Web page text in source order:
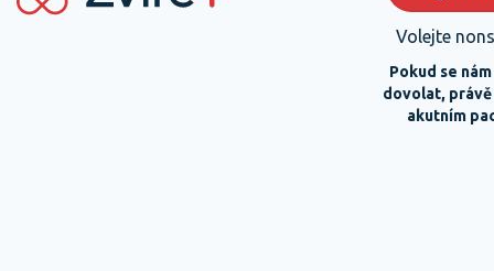
Volejte
Pokud se
dovolat, právě
akutním